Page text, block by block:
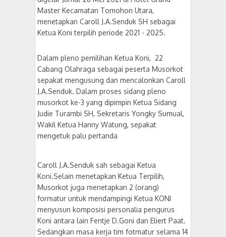
Master Kecamatan Tomohon Utara,
menetapkan Caroll J.A.Senduk SH sebagai
Ketua Koni terpilih periode 2021 - 2025.
Dalam pleno pemilihan Ketua Koni, 22
Cabang Olahraga sebagai peserta Musorkot
sepakat mengusung dan mencalonkan Caroll
J.A.Senduk. Dalam proses sidang pleno
musorkot ke-3 yang dipimpin Ketua Sidang
Judie Turambi SH, Sekretaris Yongky Sumual,
Wakil Ketua Hanny Watung, sepakat
mengetuk palu pertanda
Caroll J.A.Senduk sah sebagai Ketua
Koni.Selain menetapkan Ketua Terpilih,
Musorkot juga menetapkan 2 (orang)
formatur untuk mendampingi Ketua KONI
menyusun komposisi personalia pengurus
Koni antara lain Fentje D.Goni dan Eliert Paat.
Sedangkan masa kerja tim fotmatur selama 14